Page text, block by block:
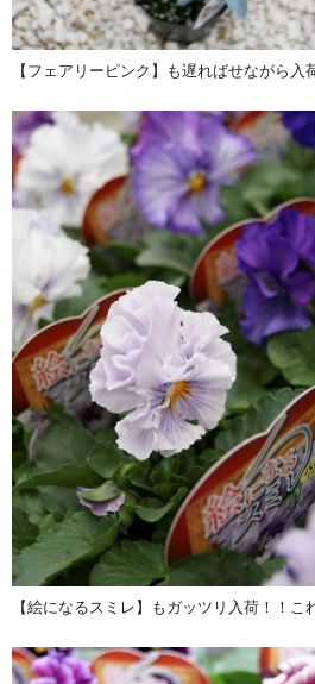
【フェアリーピンク】も遅ればせながら入
【絵になるスミレ】もガッツリ入荷！！こ